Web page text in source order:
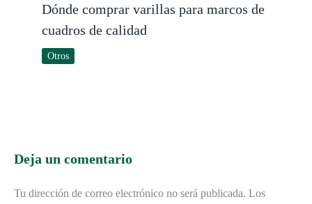
Dónde comprar varillas para marcos de
cuadros de calidad
Otros
Deja un comentario
Tu dirección de correo electrónico no será publicada. Los